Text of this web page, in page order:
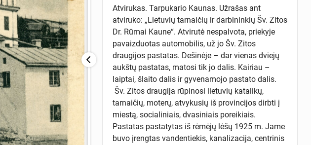
Atvirukas. Tarpukario Kaunas. Užrašas ant
atviruko: „Lietuvių tarnaičių ir darbininkių Šv. Zitos
Dr. Rūmai Kaune“. Atvirutė nespalvota, priekyje
pavaizduotas automobilis, už jo Šv. Zitos
draugijos pastatas. Dešinėje – dar vienas dviejų
aukštų pastatas, matosi tik jo dalis. Kairiau –
laiptai, šlaito dalis ir gyvenamojo pastato dalis.
Šv. Zitos draugija rūpinosi lietuvių katalikų,
tarnaičių, moterų, atvykusių iš provincijos dirbti į
miestą, socialiniais, dvasiniais poreikiais.
Pastatas pastatytas iš rėmėjų lėšų 1925 m. Jame
buvo įrengtas vandentiekis, kanalizacija, centrinis